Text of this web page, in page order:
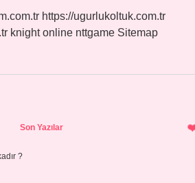
https://ugurlukoltuk.com.tr
knight online nttgame Sitemap
Son Yazılar
?